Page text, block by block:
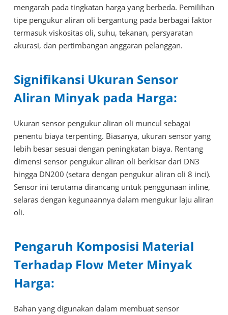
mengarah pada tingkatan harga yang berbeda. Pemilihan
tipe pengukur aliran oli bergantung pada berbagai faktor
termasuk viskositas oli, suhu, tekanan, persyaratan
akurasi, dan pertimbangan anggaran pelanggan.
Signifikansi Ukuran Sensor
Aliran Minyak pada Harga:
Ukuran sensor pengukur aliran oli muncul sebagai
penentu biaya terpenting. Biasanya, ukuran sensor yang
lebih besar sesuai dengan peningkatan biaya. Rentang
dimensi sensor pengukur aliran oli berkisar dari DN3
hingga DN200 (setara dengan pengukur aliran oli 8 inci).
Sensor ini terutama dirancang untuk penggunaan inline,
selaras dengan kegunaannya dalam mengukur laju aliran
oli.
Pengaruh Komposisi Material
Terhadap Flow Meter Minyak
Harga:
Bahan yang digunakan dalam membuat sensor